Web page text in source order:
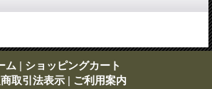
ム | ショッピングカート
取引法表示 | ご利用案内